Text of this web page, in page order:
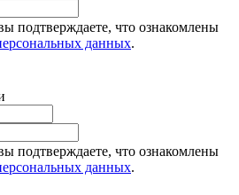
подтверждаете, что ознакомлены
данных.
подтверждаете, что ознакомлены
данных.